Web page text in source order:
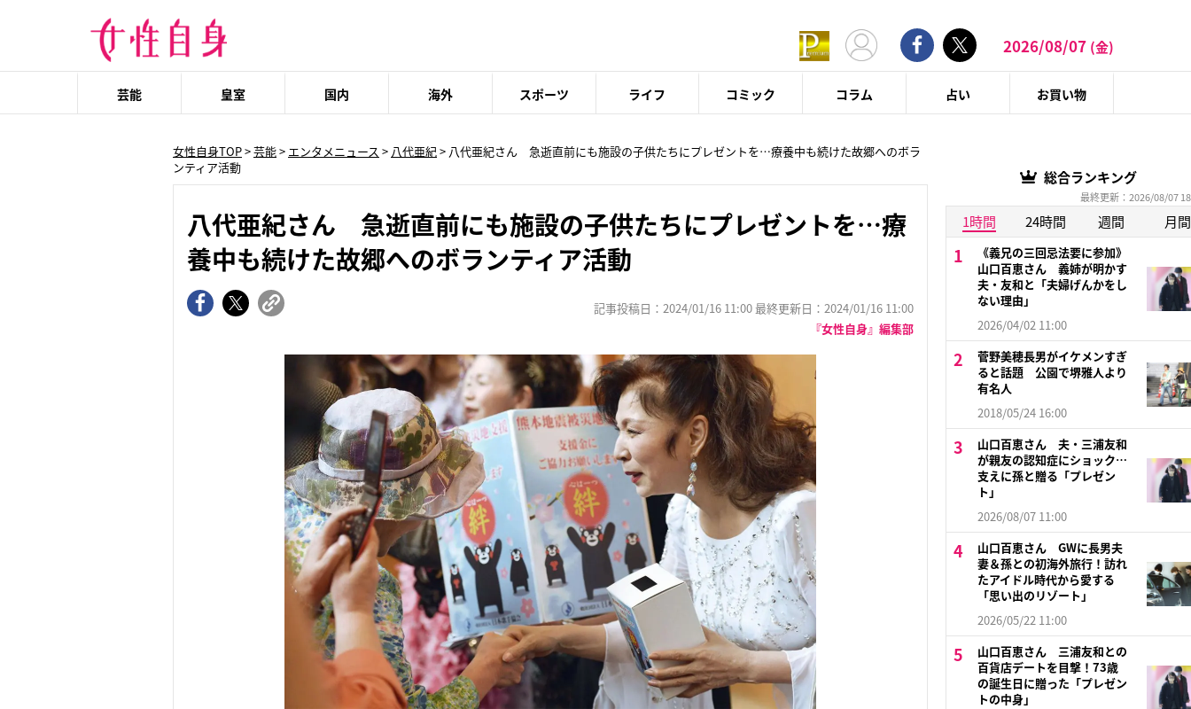
2026/08/07 (金)
芸能 皇室 国内 海外 スポーツ ライフ コミック コラム 占い お買い物
女性自身TOP>芸能> エンタメニュース > 八代亜紀> 八代亜紀さん 急逝直前にも施設の子供たちにプレゼントを…療養中も続けた故郷へのボラ
ンティア活動
八代亜紀さん 急逝直前にも施設の子供たちにプレゼントを…療
養中も続けた故郷へのボランティア活動
記事投稿日：2024/01/16 11:00 最終更新日：2024/01/16 11:00
『女性自身』編集部
総合ランキング
最終更新：2026/08/07
1時間 24時間 週間 月間
《義兄の三回忌法要に参加》
山口百恵さん 義姉が明かす
夫・友和と「夫婦げんかをし
ない理由」
2026/04/02 11:00
菅野美穂長男がイケメンすぎ
ると話題 公園で堺雅人より
有名人
2018/05/24 16:00
山口百恵さん 夫・三浦友和
が親友の認知症にショック…
支えに孫と贈る「プレゼン
ト」
2026/08/07 11:00
山口百恵さん GWに長男夫
妻＆孫との初海外旅行！訪れ
たアイドル時代から愛する
「思い出のリゾート」
2026/05/22 11:00
山口百恵さん 三浦友和との
百貨店デートを目撃！73歳
の誕生日に贈った「プレゼン
トの中身」